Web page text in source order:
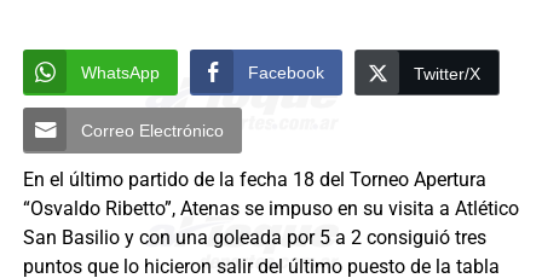
WhatsApp Facebook Twitter/X
Correo Electrónico
En el último partido de la fecha 18 del Torneo Apertura
“Osvaldo Ribetto”, Atenas se impuso en su visita a Atlético
San Basilio y con una goleada por 5 a 2 consiguió tres
puntos que lo hicieron salir del último puesto de la tabla